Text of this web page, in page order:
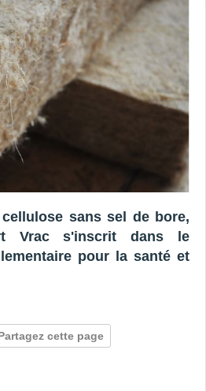
sans sel de bore,
Vrac s'inscrit dans le
pour la santé et
cette page